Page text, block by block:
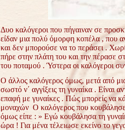
Δυο καλόγεροι που πήγαιναν σε
είδαν μια πολύ όμορφη κοπέλα , που
και δεν μπορούσε να το περάσει .
πήρε στην πλάτη του και την πέρασε
του ποταμού . Ύστερα οι καλόγεροι
Ο άλλος καλόγερος όμως, μετά από
σωστό ν΄ αγγίξεις τη γυναίκα . Είναι
επαφή με γυναίκες . Πώς μπορείς να
μοναχών Ο καλόγερος που
όμως είπε : » Eγώ κουβάλησα τη
ώρα ! Για μένα τέλειωσε εκείνο το